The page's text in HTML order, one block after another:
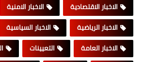
الاخبار الاقتصادية
الاخبار الامنية
الاخبار الرياضية
الاخبار السياسية
الاخبار العامة
التعيينات